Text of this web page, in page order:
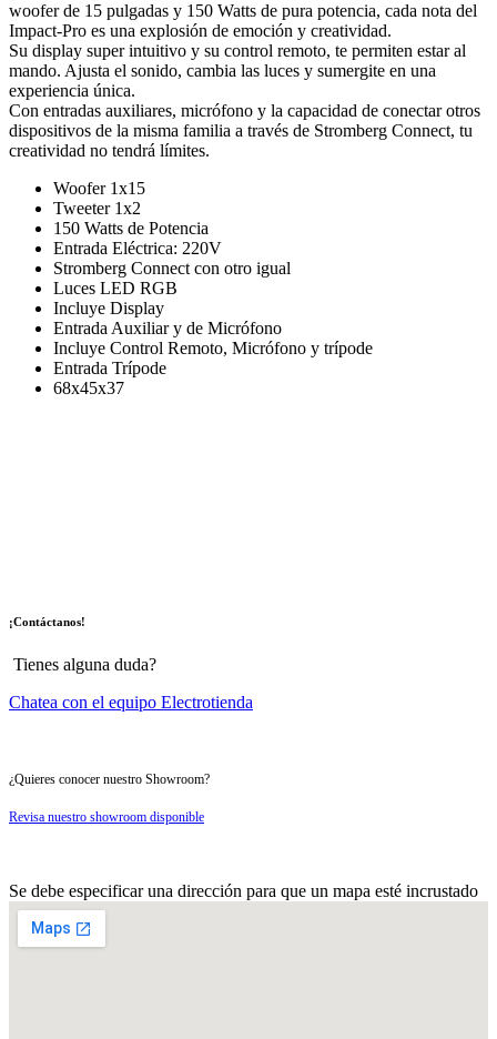
woofer de 15 pulgadas y 150 Watts de pura potencia, cada nota del
Impact-Pro es una explosión de emoción y creatividad.
Su display super intuitivo y su control remoto, te permiten estar al
mando. Ajusta el sonido, cambia las luces y sumergite en una
experiencia única.
Con entradas auxiliares, micrófono y la capacidad de conectar otros
dispositivos de la misma familia a través de Stromberg Connect, tu
creatividad no tendrá límites.
Woofer 1x15
Tweeter 1x2
150 Watts de Potencia
Entrada Eléctrica: 220V
Stromberg Connect con otro igual
Luces LED RGB
Incluye Display
Entrada Auxiliar y de Micrófono
Incluye Control Remoto, Micrófono y trípode
Entrada Trípode
68x45x37
¡Contáctanos!
Tienes alguna duda?
Chatea con el equipo Electrotienda
¿Quieres conocer nuestro Showroom?
Revisa nuestro showroom disponible
Se debe especificar una dirección para que un mapa esté incrustado